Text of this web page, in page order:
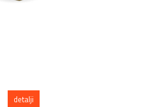
detalji